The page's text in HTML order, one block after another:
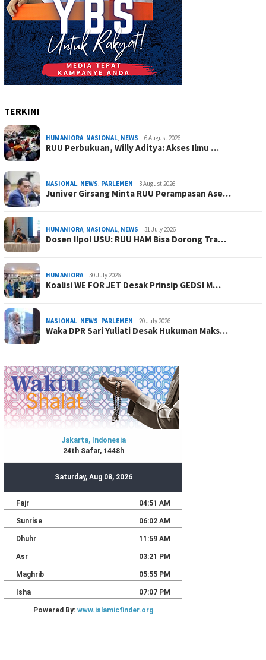
TERKINI
HUMANIORA, NASIONAL, NEWS 6 August 2026
RUU Perbukuan, Willy Aditya: Akses Ilmu …
NASIONAL, NEWS, PARLEMEN 3 August 2026
Juniver Girsang Minta RUU Perampasan Ase…
HUMANIORA, NASIONAL, NEWS 31 July 2026
Dosen Ilpol USU: RUU HAM Bisa Dorong Tra…
HUMANIORA 30 July 2026
Koalisi WE FOR JET Desak Prinsip GEDSI M…
NASIONAL, NEWS, PARLEMEN 20 July 2026
Waka DPR Sari Yuliati Desak Hukuman Maks…